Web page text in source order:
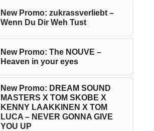
New Promo: zukrassverliebt –
Wenn Du Dir Weh Tust
New Promo: The NOUVE –
Heaven in your eyes
New Promo: DREAM SOUND
MASTERS X TOM SKOBE X
KENNY LAAKKINEN X TOM
LUCA – NEVER GONNA GIVE
YOU UP